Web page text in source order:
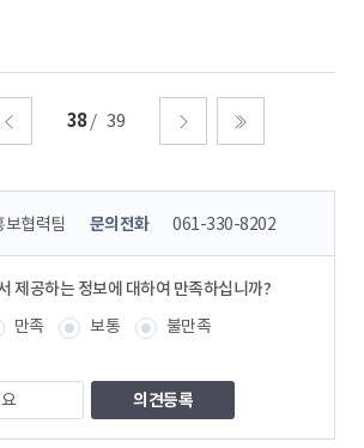
38 39
보협력팀 문의전화 061-330-8202
제공하는 정보에 대하여 만족하십니까?
만족 보통
불만족